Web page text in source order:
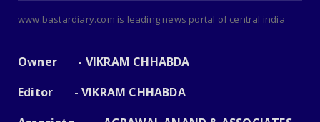
www.bastardiary.com is leading news portal of central india
Owner - VIKRAM CHHABDA
Editor - VIKRAM CHHABDA